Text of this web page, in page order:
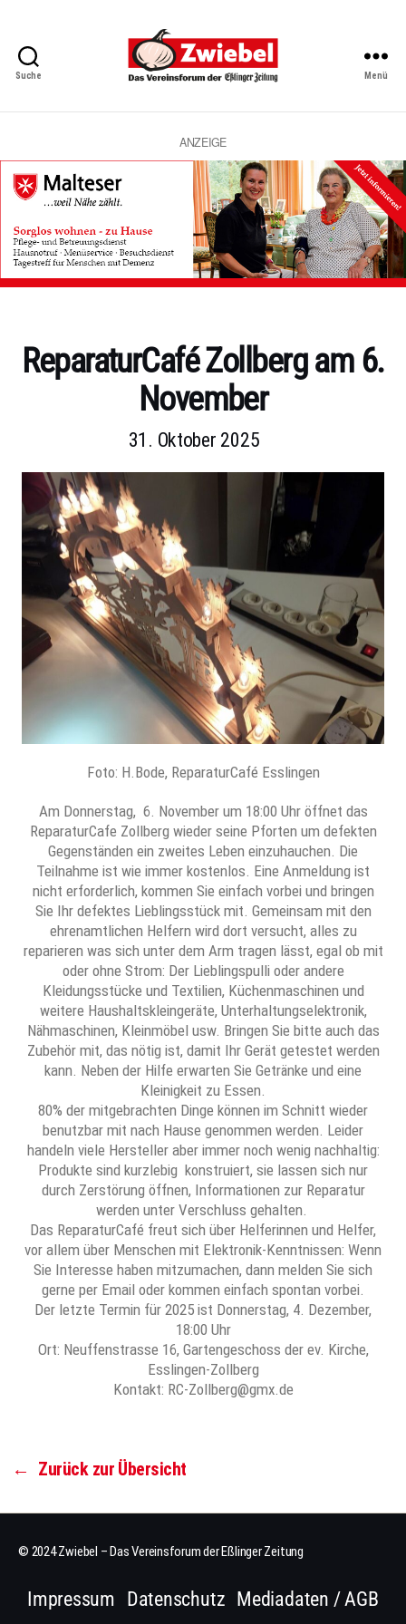
Suche
Vereinsforum
Eßlinger
Zeitung
Menü
ANZEIGE
Kategorien
ReparaturCafé Zollberg am 6.
November
31. Oktober 2025
Foto: H.Bode, ReparaturCafé Esslingen
Am Donnerstag, 6. November um 18:00 Uhr öffnet das
ReparaturCafe Zollberg wieder seine Pforten um defekten
Gegenständen ein zweites Leben einzuhauchen. Die
Teilnahme ist wie immer kostenlos. Eine Anmeldung ist
nicht erforderlich, kommen Sie einfach vorbei und bringen
Sie Ihr defektes Lieblingsstück mit. Gemeinsam mit den
ehrenamtlichen Helfern wird dort versucht, alles zu
reparieren was sich unter dem Arm tragen lässt, egal ob mit
oder ohne Strom: Der Lieblingspulli oder andere
Kleidungsstücke und Textilien, Küchenmaschinen und
weitere Haushaltskleingeräte, Unterhaltungselektronik,
Nähmaschinen, Kleinmöbel usw. Bringen Sie bitte auch das
Zubehör mit, das nötig ist, damit Ihr Gerät getestet werden
kann. Neben der Hilfe erwarten Sie Getränke und eine
Kleinigkeit zu Essen.
80% der mitgebrachten Dinge können im Schnitt wieder
benutzbar mit nach Hause genommen werden. Leider
handeln viele Hersteller aber immer noch wenig nachhaltig:
Produkte sind kurzlebig konstruiert, sie lassen sich nur
durch Zerstörung öffnen, Informationen zur Reparatur
werden unter Verschluss gehalten.
Das ReparaturCafé freut sich über Helferinnen und Helfer,
vor allem über Menschen mit Elektronik-Kenntnissen: Wenn
Sie Interesse haben mitzumachen, dann melden Sie sich
gerne per Email oder kommen einfach spontan vorbei.
Der letzte Termin für 2025 ist Donnerstag, 4. Dezember,
18:00 Uhr
Ort: Neuffenstrasse 16, Gartengeschoss der ev. Kirche,
Esslingen-Zollberg
Kontakt: RC-Zollberg@gmx.de
← Zurück zur Übersicht
© 2024 Zwiebel – Das Vereinsforum der Eßlinger Zeitung
Impressum Datenschutz Mediadaten / AGB